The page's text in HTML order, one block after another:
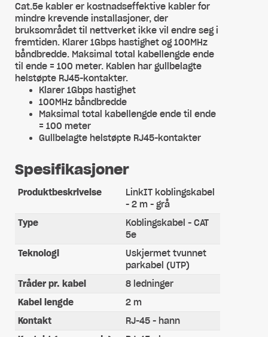
Cat.5e kabler er kostnadseffektive kabler for
mindre krevende installasjoner, der
bruksområdet til nettverket ikke vil endre seg i
fremtiden. Klarer 1Gbps hastighet og 100MHz
båndbredde. Maksimal total kabellengde ende
til ende = 100 meter. Kablen har gullbelagte
helstøpte RJ45-kontakter.
Klarer 1Gbps hastighet
100MHz båndbredde
Maksimal total kabellengde ende til ende
= 100 meter
Gullbelagte helstøpte RJ45-kontakter
Spesifikasjoner
Produktbeskrivelse
LinkIT koblingskabel
- 2 m - grå
Type
Koblingskabel - CAT
5e
Teknologi
Uskjermet tvunnet
parkabel (UTP)
Tråder pr. kabel
8 ledninger
Kabel lengde
2 m
Kontakt
RJ-45 - hann